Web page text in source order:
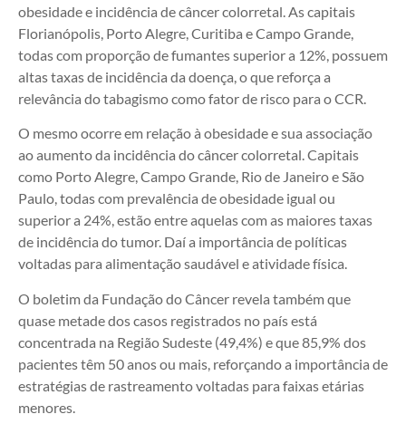
obesidade e incidência de câncer colorretal. As capitais
Florianópolis, Porto Alegre, Curitiba e Campo Grande,
todas com proporção de fumantes superior a 12%, possuem
altas taxas de incidência da doença, o que reforça a
relevância do tabagismo como fator de risco para o CCR.
O mesmo ocorre em relação à obesidade e sua associação
ao aumento da incidência do câncer colorretal. Capitais
como Porto Alegre, Campo Grande, Rio de Janeiro e São
Paulo, todas com prevalência de obesidade igual ou
superior a 24%, estão entre aquelas com as maiores taxas
de incidência do tumor. Daí a importância de políticas
voltadas para alimentação saudável e atividade física.
O boletim da Fundação do Câncer revela também que
quase metade dos casos registrados no país está
concentrada na Região Sudeste (49,4%) e que 85,9% dos
pacientes têm 50 anos ou mais, reforçando a importância de
estratégias de rastreamento voltadas para faixas etárias
menores.